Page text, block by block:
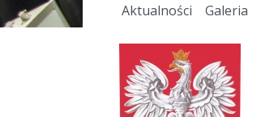
Aktualności Galeria